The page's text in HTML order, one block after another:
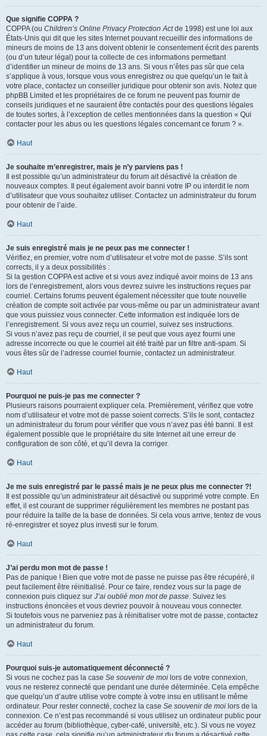
Que signifie COPPA ?
COPPA (ou Children’s Online Privacy Protection Actde 1998) est une loi aux
États-Unis qui dit que les sites Internet pouvant recueillir des informations de
mineurs de moins de 13 ans doivent obtenir le consentement écrit des parents
(ou d’un tuteur légal) pour la collecte de ces informations permettant
d’identifier un mineur de moins de 13 ans. Si vous n’êtes pas sûr que cela
s’applique à vous, lorsque vous vous enregistrez ou que quelqu’un le fait à
votre place, contactez un conseiller juridique pour obtenir son avis. Notez que
phpBB Limited et les propriétaires de ce forum ne peuvent pas fournir de
conseils juridiques et ne sauraient être contactés pour des questions légales
de toutes sortes, à l’exception de celles mentionnées dans la question « Qui
contacter pour les abus ou les questions légales concernant ce forum ? ».
Haut
Je souhaite m’enregistrer, mais je n’y parviens pas !
Il est possible qu’un administrateur du forum ait désactivé la création de
nouveaux comptes. Il peut également avoir banni votre IP ou interdit le nom
d’utilisateur que vous souhaitez utiliser. Contactez un administrateur du forum
pour obtenir de l’aide.
Haut
Je suis enregistré mais je ne peux pas me connecter !
Vérifiez, en premier, votre nom d’utilisateur et votre mot de passe. S’ils sont
corrects, il y a deux possibilités :
Si la gestion COPPA est active et si vous avez indiqué avoir moins de 13 ans
lors de l’enregistrement, alors vous devrez suivre les instructions reçues par
courriel. Certains forums peuvent également nécessiter que toute nouvelle
création de compte soit activée par vous-même ou par un administrateur avant
que vous puissiez vous connecter. Cette information est indiquée lors de
l’enregistrement. Si vous avez reçu un courriel, suivez ses instructions.
Si vous n’avez pas reçu de courriel, il se peut que vous ayez fourni une
adresse incorrecte ou que le courriel ait été traité par un filtre anti-spam. Si
vous êtes sûr de l’adresse courriel fournie, contactez un administrateur.
Haut
Pourquoi ne puis-je pas me connecter ?
Plusieurs raisons pourraient expliquer cela. Premièrement, vérifiez que votre
nom d’utilisateur et votre mot de passe soient corrects. S’ils le sont, contactez
un administrateur du forum pour vérifier que vous n’avez pas été banni. Il est
également possible que le propriétaire du site Internet ait une erreur de
configuration de son côté, et qu’il devra la corriger.
Haut
Je me suis enregistré par le passé mais je ne peux plus me connecter ?!
Il est possible qu’un administrateur ait désactivé ou supprimé votre compte. En
effet, il est courant de supprimer régulièrement les membres ne postant pas
pour réduire la taille de la base de données. Si cela vous arrive, tentez de vous
ré-enregistrer et soyez plus investi sur le forum.
Haut
J’ai perdu mon mot de passe !
Pas de panique ! Bien que votre mot de passe ne puisse pas être récupéré, il
peut facilement être réinitialisé. Pour ce faire, rendez vous sur la page de
connexion puis cliquez sur J’ai oublié mon mot de passe. Suivez les
instructions énoncées et vous devriez pouvoir à nouveau vous connecter.
Si toutefois vous ne parveniez pas à réinitialiser votre mot de passe, contactez
un administrateur du forum.
Haut
Pourquoi suis-je automatiquement déconnecté ?
Si vous ne cochez pas la case Se souvenir de moi lors de votre connexion,
vous ne resterez connecté que pendant une durée déterminée. Cela empêche
que quelqu’un d’autre utilise votre compte à votre insu en utilisant le même
ordinateur. Pour rester connecté, cochez la case Se souvenir de moi lors de la
connexion. Ce n’est pas recommandé si vous utilisez un ordinateur public pour
accéder au forum (bibliothèque, cyber-café, université, etc.). Si vous ne voyez